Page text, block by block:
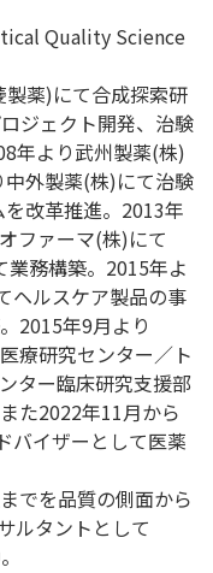
Quality Science
薬)にて合成探索研
ジェクト開発、治験
年より武州製薬(株)
外製薬(株)にて治験
改革推進。2013年
ファーマ(株)にて
業務構築。2015年よ
ヘルスケア製品の事
2015年9月より
療研究センター／ト
ター臨床研究支援部
た2022年11月から
バイザーとして医薬
でを品質の側面から
ルタントとして